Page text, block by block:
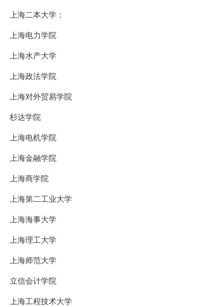
上海二本大学：
上海电力学院
上海水产大学
上海政法学院
上海对外贸易学院
杉达学院
上海电机学院
上海金融学院
上海商学院
上海第二工业大学
上海海事大学
上海理工大学
上海师范大学
立信会计学院
上海工程技术大学